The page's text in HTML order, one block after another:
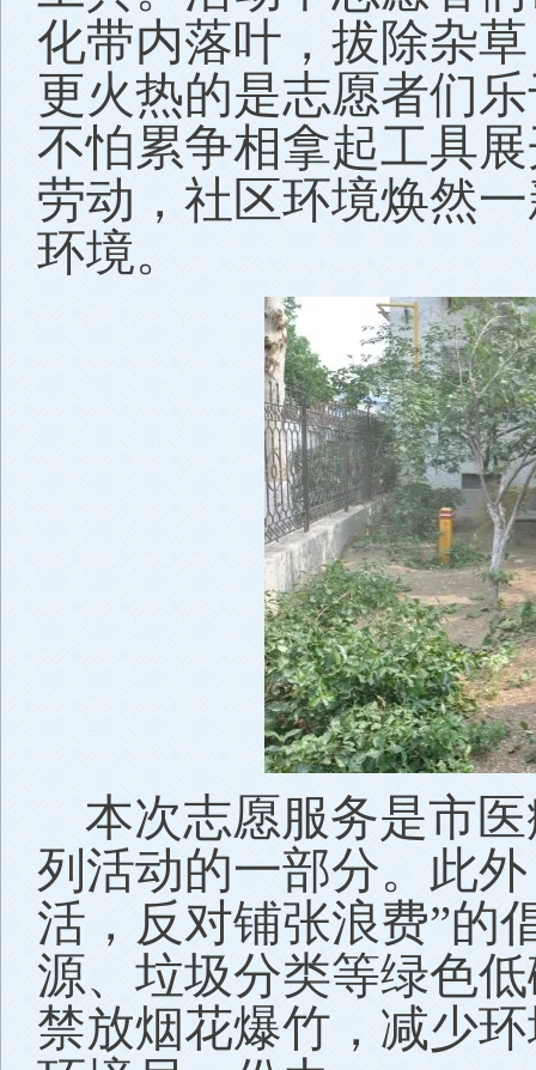
化带内落叶，拔除杂
更火热的是志愿者们
不怕累争相拿起工具
劳动，社区环境焕然
环境。
本次志愿服务是市
列活动的一部分。此
活，反对铺张浪费”的
源、垃圾分类等绿色
禁放烟花爆竹，减少